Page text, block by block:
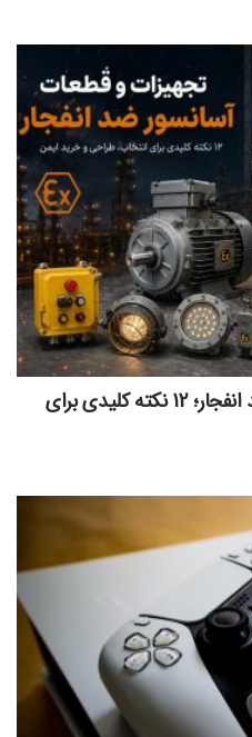
تجهیزات و قطعات آسانسور ضد انفجار؛ 12 نکته کلیدی برای